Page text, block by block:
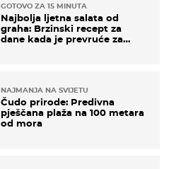
GOTOVO ZA 15 MINUTA
Najbolja ljetna salata od
graha: Brzinski recept za
dane kada je prevruće za
NAJMANJA NA SVIJETU
Čudo prirode: Predivna
pješčana plaža na 100 metara
od mora